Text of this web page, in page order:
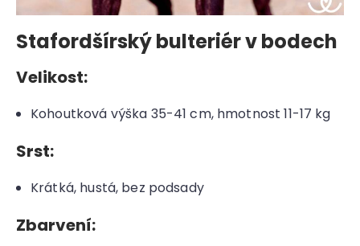
Stafordšírský bulteriér v bodech
Velikost:
Kohoutková výška 35-41 cm, hmotnost 11-17 kg
Srst:
Krátká, hustá, bez podsady
Zbarvení: